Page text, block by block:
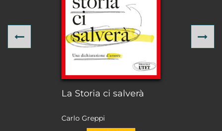
La Storia ci salverà
Carlo Greppi
Previous